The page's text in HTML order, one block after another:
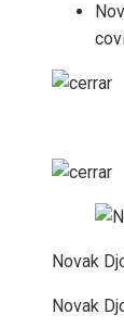
Novak
Novak